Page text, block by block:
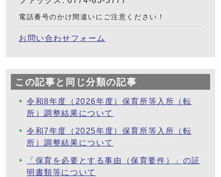
電話番号のかけ間違いにご注意ください！
お問い合わせフォーム
この記事と同じ分類の記事
令和8年度（2026年度）保育所等入所（転
所）調整結果について
令和7年度（2025年度）保育所等入所（転
所）調整結果について
「保育を必要とする事由（保育要件）」の証
明書類等について